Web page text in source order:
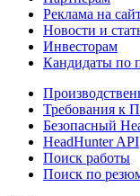
Реклама на
Новости и
Инвесторам
Кандидаты по
Требования к
Безопасный
HeadHunter API
Поиск работы
Поиск по